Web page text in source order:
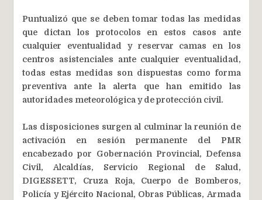
Puntualizó que se deben tomar todas las medidas
que dictan los protocolos en estos casos ante
cualquier eventualidad y reservar camas en los
centros asistenciales ante cualquier eventualidad,
todas estas medidas son dispuestas como forma
preventiva ante la alerta que han emitido las
autoridades meteorológica y de protección civil.
Las disposiciones surgen al culminar la reunión de
activación en sesión permanente del PMR
encabezado por Gobernación Provincial, Defensa
Civil, Alcaldías, Servicio Regional de Salud,
DIGESSETT, Cruza Roja, Cuerpo de Bomberos,
Policía y Ejército Nacional, Obras Públicas, Armada